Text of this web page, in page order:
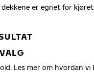
er egnet for
Les mer om hvordan